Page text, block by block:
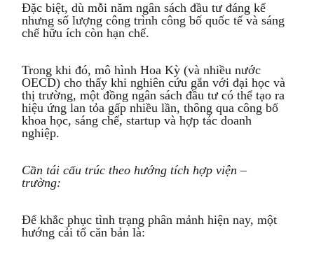
Đặc biệt, dù mỗi năm ngân sách đầu tư đáng kể
nhưng số lượng công trình công bố quốc tế và sáng
chế hữu ích còn hạn chế.
Trong khi đó, mô hình Hoa Kỳ (và nhiều nước
OECD) cho thấy khi nghiên cứu gắn với đại học và
thị trường, một đồng ngân sách đầu tư có thể tạo ra
hiệu ứng lan tỏa gấp nhiều lần, thông qua công bố
khoa học, sáng chế, startup và hợp tác doanh
nghiệp.
Cần tái cấu trúc theo hướng tích hợp viện –
trường:
Để khắc phục tình trạng phân mảnh hiện nay, một
hướng cải tổ căn bản là: